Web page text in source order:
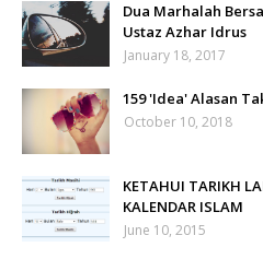
Dua Marhalah
Ustaz Azhar Idrus
January 18, 2017
159 'Idea' Alasan
October 10, 2018
KETAHUI TARIKH
KALENDAR ISLAM
June 10, 2015